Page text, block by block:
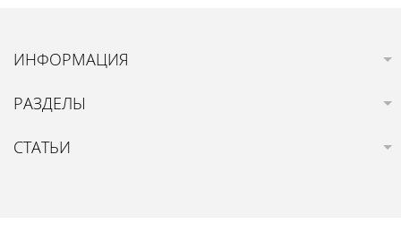
ИНФОРМАЦИЯ
РАЗДЕЛЫ
СТАТЬИ